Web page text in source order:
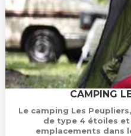
CAMPING
Le camping Les
de type 4 étoiles et
emplacements dans